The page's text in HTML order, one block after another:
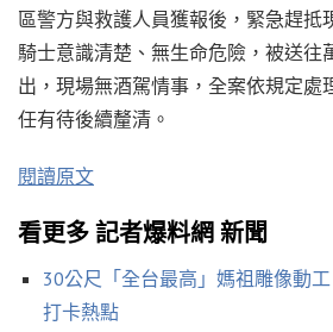
區警方與救護人員獲報後，緊急趕抵
騎士意識清楚、無生命危險，被送往
出，現場無酒駕情事，全案依規定處
任有待後續釐清。
閱讀原文
看更多 記者爆料網 新聞
30公尺「全台最高」媽祖雕像動
打卡熱點